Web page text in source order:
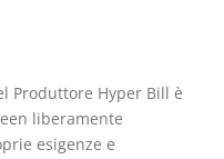
Produttore Hyper Bill è
liberamente
esigenze e